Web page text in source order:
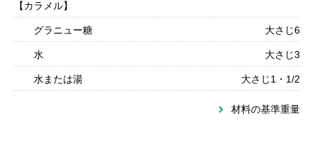
【カラメル】
グラニュー糖 大さじ6
水 大さじ3
水または湯 大さじ1・1/2
材料の基準重量